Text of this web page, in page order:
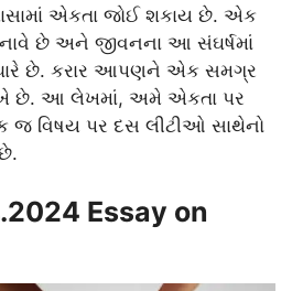
એકતા જોઈ શકાય છે. એક
છે અને જીવનના આ સંઘર્ષમાં
છે. કરાર આપણને એક સમગ્ર
છે. આ લેખમાં, અમે એકતા પર
વિષય પર દસ લીટીઓ સાથેનો
Essay on